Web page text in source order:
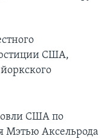
США,
США по
Мэтью Аксельрода